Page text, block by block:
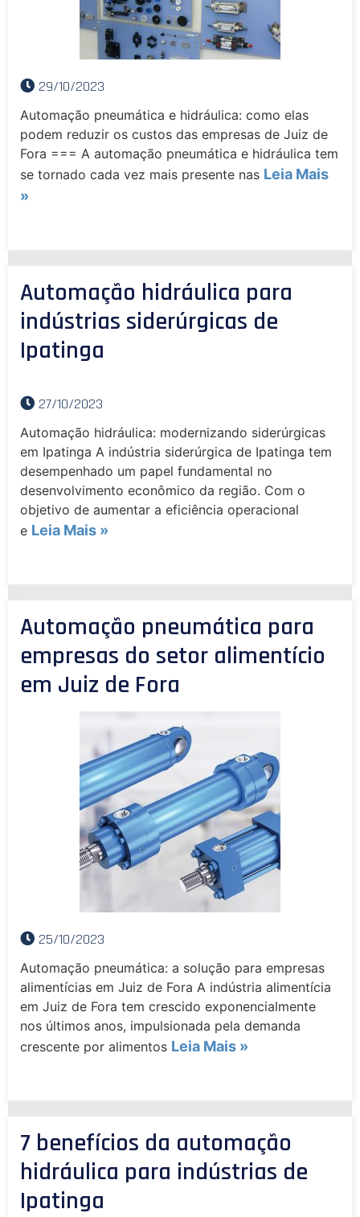
29/10/2023
Automação pneumática e hidráulica: como elas
podem reduzir os custos das empresas de Juiz de
Fora === A automação pneumática e hidráulica tem
se tornado cada vez mais presente nas Leia Mais
»
Automação hidráulica para
indústrias siderúrgicas de
Ipatinga
27/10/2023
Automação hidráulica: modernizando siderúrgicas
em Ipatinga A indústria siderúrgica de Ipatinga tem
desempenhado um papel fundamental no
desenvolvimento econômico da região. Com o
objetivo de aumentar a eficiência operacional
e Leia Mais »
Automação pneumática para
empresas do setor alimentício
em Juiz de Fora
25/10/2023
Automação pneumática: a solução para empresas
alimentícias em Juiz de Fora A indústria alimentícia
em Juiz de Fora tem crescido exponencialmente
nos últimos anos, impulsionada pela demanda
crescente por alimentos Leia Mais »
7 benefícios da automação
hidráulica para indústrias de
Ipatinga